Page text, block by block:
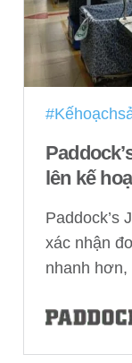
lên kế
Paddock’s
xác nhận
nhanh